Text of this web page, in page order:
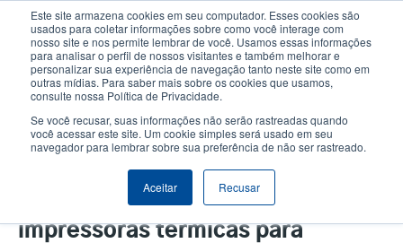
Este site armazena cookies em seu computador. Esses cookies são
usados para coletar informações sobre como você interage com
nosso site e nos permite lembrar de você. Usamos essas informações
para analisar o perfil de nossos visitantes e também melhorar e
personalizar sua experiência de navegação tanto neste site como em
outras mídias. Para saber mais sobre os cookies que usamos,
consulte nossa Política de Privacidade.
Se você recusar, suas informações não serão rastreadas quando
você acessar este site. Um cookie simples será usado em seu
navegador para lembrar sobre sua preferência de não ser rastreado.
Aceitar Recusar
conteúdo
principal
User
account
User
Header
Seletor de Produto Contactar Vendas
O software Harvest RFID
exclusivo e as etiquetas da planta
Tadbik trabalham com nossas
impressoras térmicas para